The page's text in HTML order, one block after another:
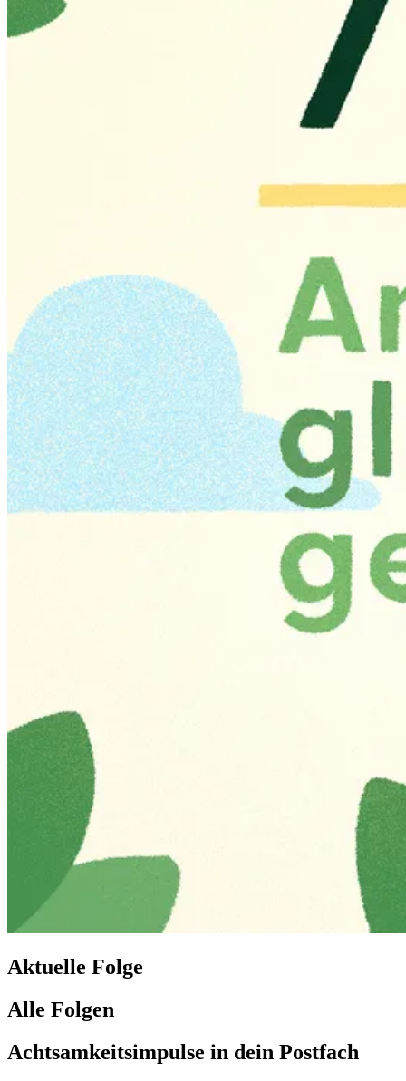
Aktuelle Folge
Alle Folgen
Achtsamkeitsimpulse in dein Postfach